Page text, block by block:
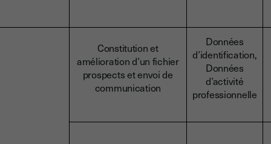
Constitution et
amélioration d’un fichier
prospects et envoi de
communication
Données
d’identification,
Données
d’activité
professionnelle